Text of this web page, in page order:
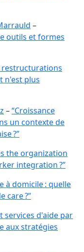
–
outils et formes
restructurations
n'est plus
–“Croissance
un contexte de
?”
the organization
integration ?”
à domicile : quelle
care ?”
services d'aide par
aux stratégies